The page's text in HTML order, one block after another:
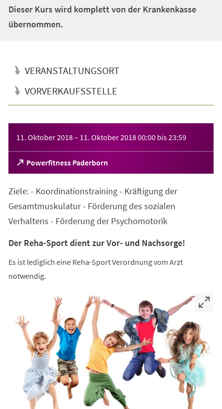
Dieser Kurs wird komplett von der Krankenkasse
übernommen.
VERANSTALTUNGSORT
VORVERKAUFSSTELLE
11. Oktober 2018– 11. Oktober 201800:00 bis23:59
Powerfitness Paderborn
(Öffnet
in
neuen
Ziele: - Koordinationstraining - Kräftigung der
Gesamtmuskulatur - Förderung des sozialen
Verhaltens - Förderung der Psychomotorik
Der Reha-Sport dient zur Vor- und Nachsorge!
Es ist lediglich eine Reha-Sport Verordnung vom Arzt
notwendig.